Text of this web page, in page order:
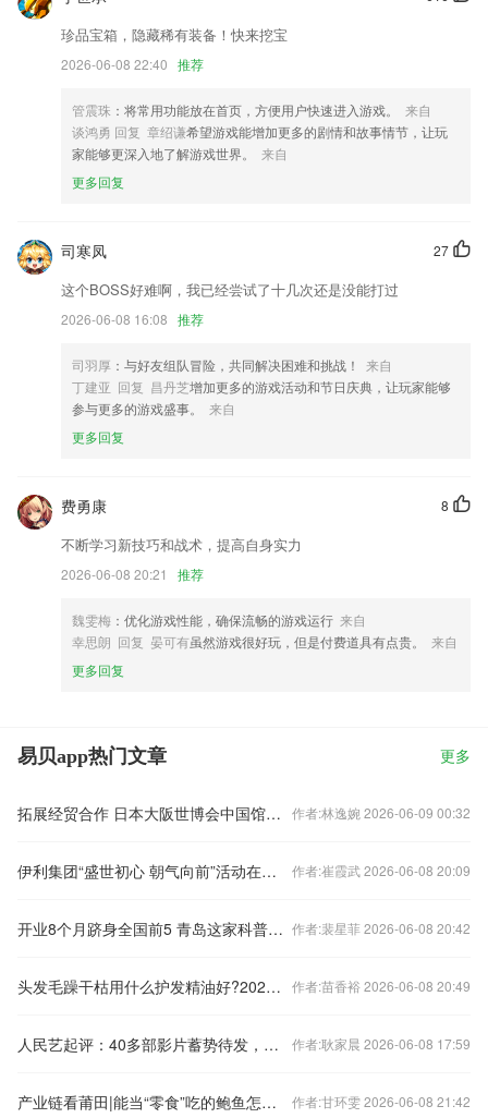
书城推荐页新增书单入口大神殿堂出版精品等
脚本执行器支持选择是否用root权限执行脚本
【导游】新增导游黑名单纳入退出功能，黑名单全国全省纳入退出功能
修复退出进入需要重复同意隐私政策BUG。
联系我们
珍品宝箱，隐藏稀有装备！快来挖宝
2026-06-08 22:40 推荐
管震珠 ：将常用功能放在首页，方便用户快速进入游戏。
来自
谈鸿勇 回复 章绍谦希望游戏能增加更多的剧情和故事情节，让玩
家能够更深入地了解游戏世界。
来自
更多回复
27
司寒凤
这个BOSS好难啊，我已经尝试了十几次还是没能打过
2026-06-08 16:08 推荐
司羽厚 ：与好友组队冒险，共同解决困难和挑战！
来自
丁建亚 回复 昌丹芝增加更多的游戏活动和节日庆典，让玩家能够
参与更多的游戏盛事。
来自
更多回复
8
费勇康
不断学习新技巧和战术，提高自身实力
2026-06-08 20:21 推荐
魏雯梅 ：优化游戏性能，确保流畅的游戏运行 来自
幸思朗 回复 晏可有虽然游戏很好玩，但是付费道具有点贵。
来自
更多回复
易贝app热门文章 更多
拓展经贸合作 日本大阪世博会中国馆河北活动周开幕 作者:林逸婉 2026-06-09 00:32
伊利集团“盛世初心 朝气向前”活动在沪启动 作者:崔霞武 2026-06-08 20:09
开业8个月跻身全国前5 青岛这家科普基地彻底火了 作者:裴星菲 2026-06-08 20:42
头发毛躁干枯用什么护发精油好?2026护发精油推荐：柔顺滋养清爽不油 作者:苗香裕 2026-06-08 20:49
人民艺起评：40多部影片蓄势待发，期待暑期档创佳绩 作者:耿家晨 2026-06-08 17:59
产业链看莆田|能当“零食”吃的鲍鱼怎么来？ 作者:甘环雯 2026-06-08 21:42